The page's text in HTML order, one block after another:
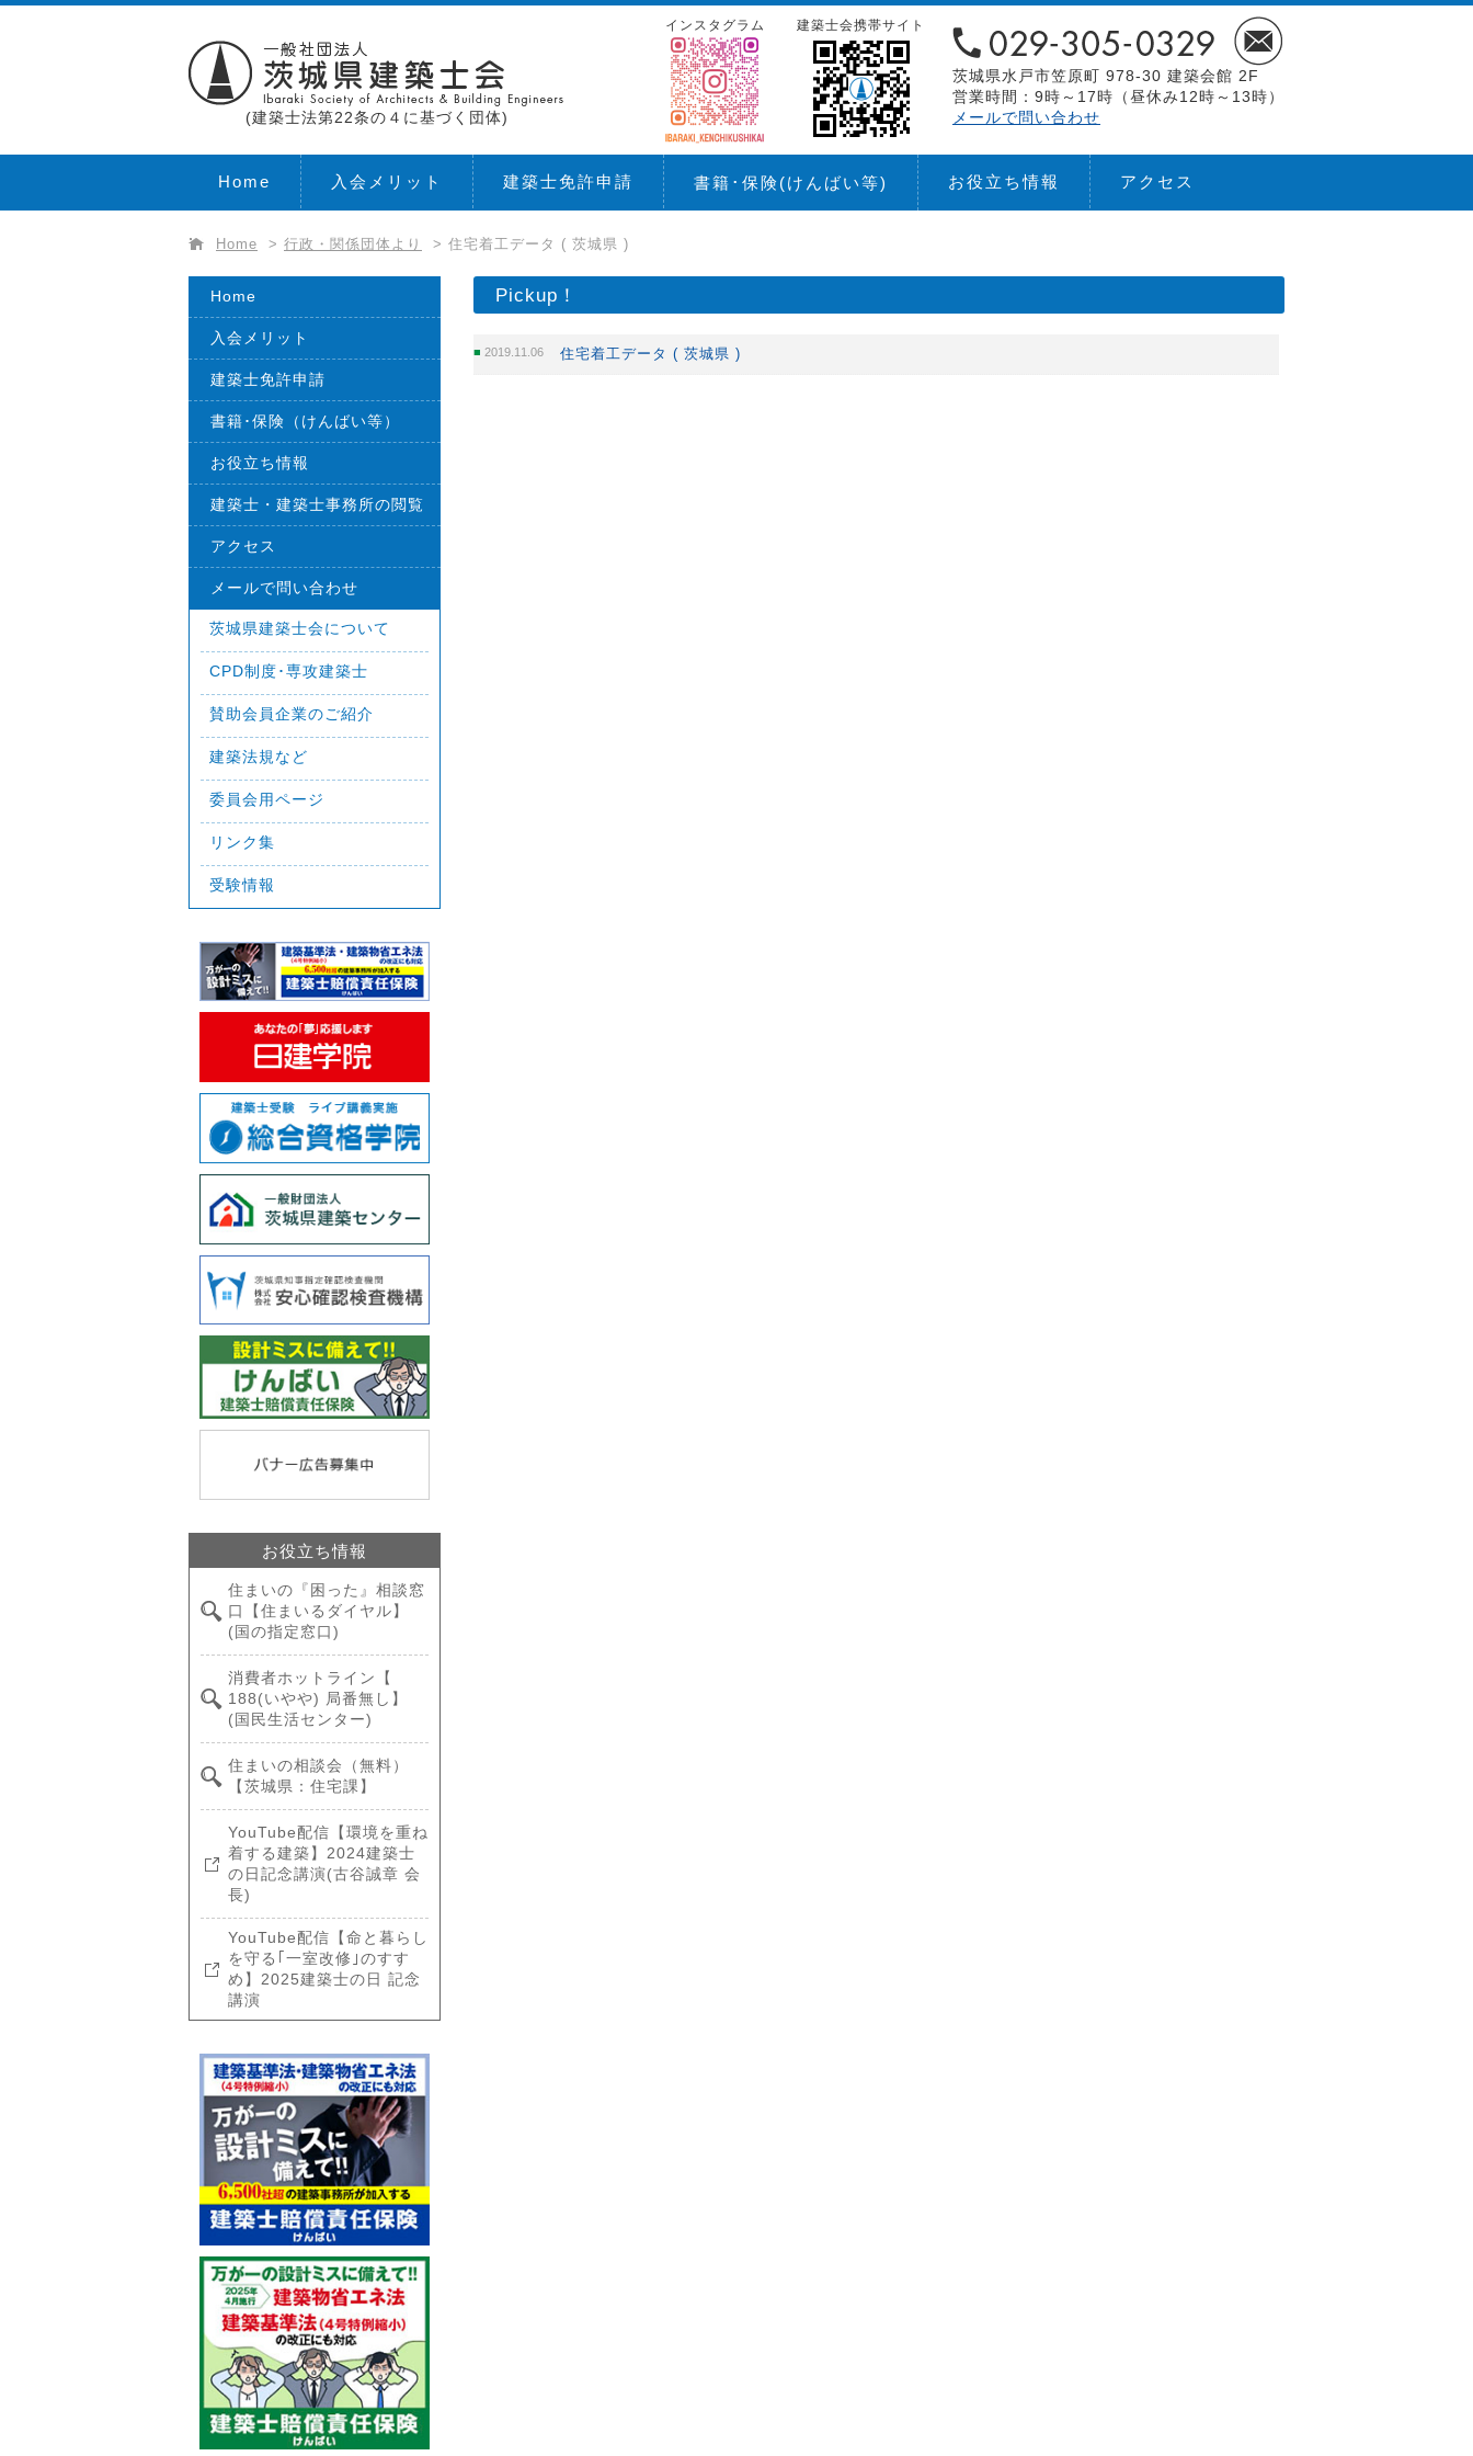
(建築士法第22条の４に基づく団体)
茨城県水戸市笠原町 978-30 建築会館 2F
営業時間：9時～17時（昼休み12時～13時）
メールで問い合わせ
建築士会携帯サイト
インスタグラム
Home 入会メリット 建築士免許申請 書籍･保険(けんばい等) お役立ち情報 アクセス
Home > 行政・関係団体より > 住宅着工データ ( 茨城県 )
Pickup！
2019.11.06 住宅着工データ ( 茨城県 )
Home
入会メリット
建築士免許申請
書籍･保険（けんばい等）
お役立ち情報
建築士・建築士事務所の閲覧
アクセス
メールで問い合わせ
茨城県建築士会について
CPD制度･専攻建築士
賛助会員企業のご紹介
建築法規など
委員会用ページ
リンク集
受験情報
お役立ち情報
住まいの『困った』相談窓
口【住まいるダイヤル】
(国の指定窓口)
消費者ホットライン【
188(いやや) 局番無し】
(国民生活センター)
住まいの相談会（無料）
【茨城県：住宅課】
YouTube配信【環境を重ね
着する建築】2024建築士
の日記念講演(古谷誠章 会
長)
YouTube配信【命と暮らし
を守る｢一室改修｣のすす
め】2025建築士の日 記念
講演